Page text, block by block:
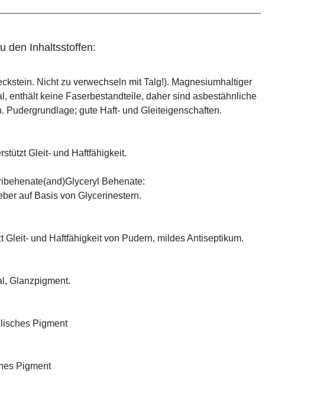
den Inhaltsstoffen:
Nicht zu verwechseln mit Talg!). Magnesiumhaltiger
enthält keine Faserbestandteile, daher sind asbestähnliche
Pudergrundlage; gute Haft- und Gleiteigenschaften.
Gleit- und Haftfähigkeit.
Behenate:
auf Basis von Glycerinestern.
Gleit- und Haftfähigkeit von Pudern, mildes Antiseptikum.
Glanzpigment.
Pigment
Pigment